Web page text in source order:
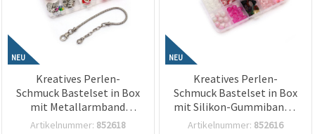
NEU
Kreatives Perlen-
Schmuck Bastelset in Box
mit Metallarmband
(Silber-/Goldfarbe) –
Artikelnummer: 852618
NEU
Kreatives Perlen-
Schmuck Bastelset in Box
mit Silikon-Gummiband –
Verschiedene Formen und
Artikelnummer: 852616